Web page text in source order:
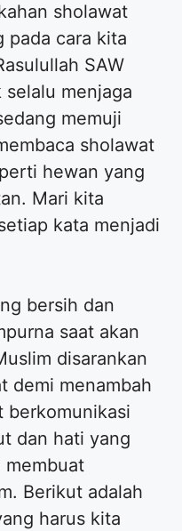
sholawat
pada cara kita
SAW
menjaga
memuji
sholawat
hewan yang
Mari kita
kata menjadi
bersih dan
saat akan
disarankan
demi menambah
berkomunikasi
dan hati yang
membuat
Berikut adalah
harus kita